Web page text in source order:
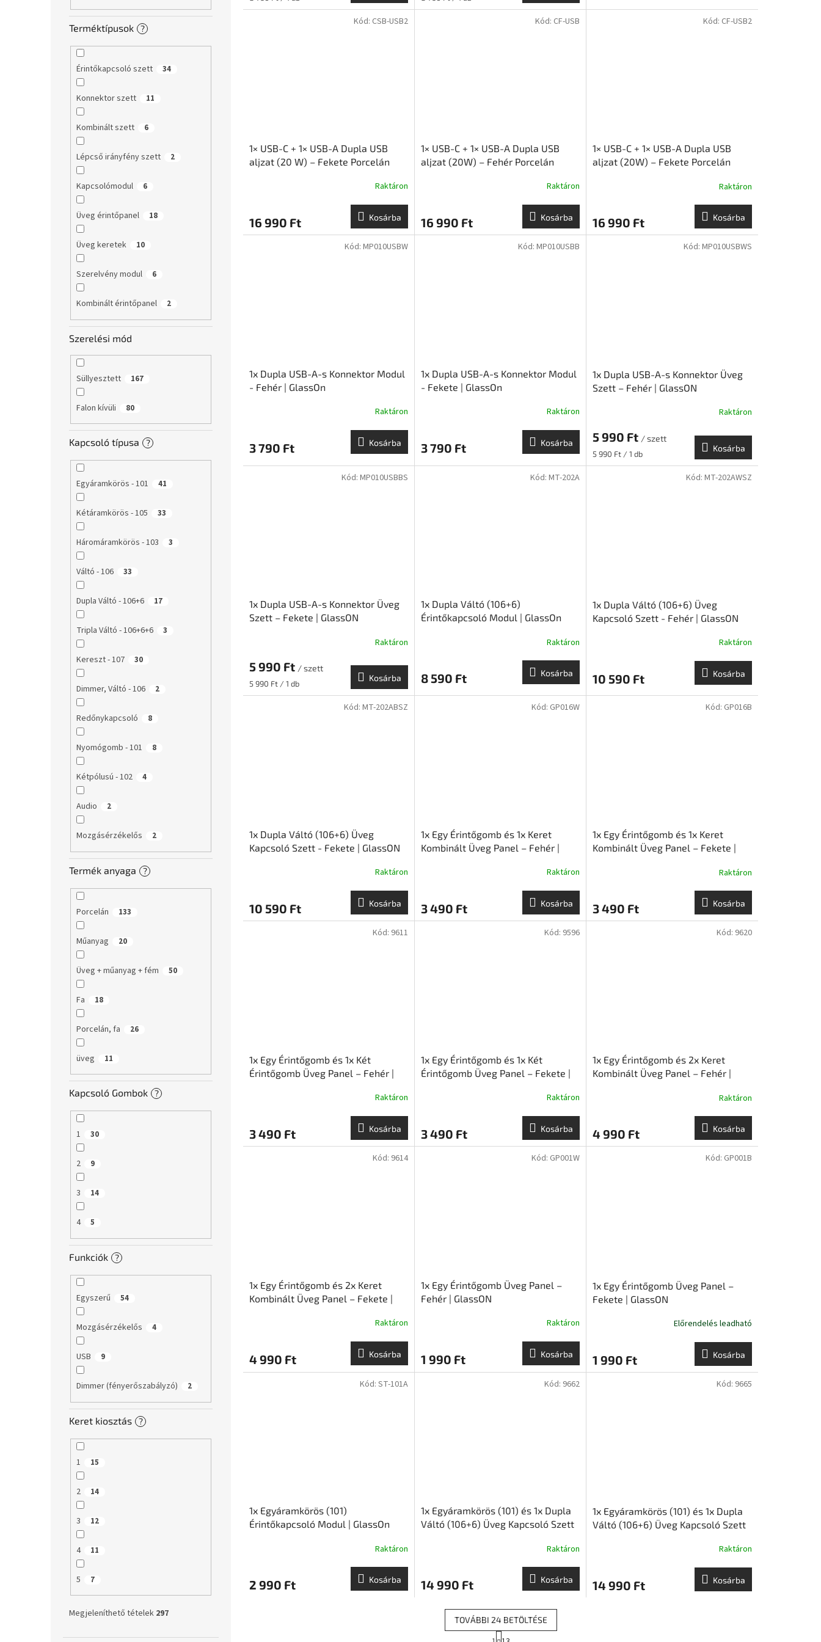
Terméktípusok ?
Érintőkapcsoló szett 34
Konnektor szett 11
Kombinált szett 6
Lépcső irányfény szett 2
Kapcsolómodul 6
Üveg érintőpanel 18
Üveg keretek 10
Szerelvény modul 6
Kombinált érintőpanel 2
Szerelési mód
Süllyesztett 167
Falon kívüli 80
Kapcsoló típusa ?
Egyáramkörös - 101 41
Kétáramkörös - 105 33
Háromáramkörös - 103 3
Váltó - 106 33
Dupla Váltó - 106+6 17
Tripla Váltó - 106+6+6 3
Kereszt - 107 30
Dimmer, Váltó - 106 2
Redőnykapcsoló 8
Nyomógomb - 101 8
Kétpólusú - 102 4
Audio 2
Mozgásérzékelős 2
Termék anyaga ?
Porcelán 133
Műanyag 20
Üveg + műanyag + fém 50
Fa 18
Porcelán, fa 26
üveg 11
Kapcsoló Gombok ?
1 30
2 9
3 14
4 5
Funkciók ?
Egyszerű 54
Mozgásérzékelős 4
USB 9
Dimmer (fényerőszabályzó) 2
Keret kiosztás ?
1 15
2 14
3 12
4 11
5 7
Megjeleníthető tételek 297
1× USB-C + 1× USB-A Dupla USB
aljzat (20 W) – Fekete Porcelán
Raktáron
16 990 Ft Kosárba
Kód: CSB-USB2
1× USB-C + 1× USB-A Dupla USB
aljzat (20W) – Fehér Porcelán
Raktáron
16 990 Ft Kosárba
Kód: CF-USB
1× USB-C + 1× USB-A Dupla USB
aljzat (20W) – Fekete Porcelán
Raktáron
16 990 Ft Kosárba
Kód: CF-USB2
1x Dupla USB-A-s Konnektor Modul
- Fehér | GlassOn
Raktáron
3 790 Ft Kosárba
Kód: MP010USBW
1x Dupla USB-A-s Konnektor Modul
- Fekete | GlassOn
Raktáron
3 790 Ft Kosárba
Kód: MP010USBB
1x Dupla USB-A-s Konnektor Üveg
Szett – Fehér | GlassON
Raktáron
5 990 Ft / szett
Egységár:
5 990 Ft / 1 db
Kosárba
Kód: MP010USBWS
1x Dupla USB-A-s Konnektor Üveg
Szett – Fekete | GlassON
Raktáron
5 990 Ft / szett
Egységár:
5 990 Ft / 1 db
Kosárba
Kód: MP010USBBS
1x Dupla Váltó (106+6)
Érintőkapcsoló Modul | GlassOn
Raktáron
8 590 Ft Kosárba
Kód: MT-202A
1x Dupla Váltó (106+6) Üveg
Kapcsoló Szett - Fehér | GlassON
Raktáron
10 590 Ft Kosárba
Kód: MT-202AWSZ
1x Dupla Váltó (106+6) Üveg
Kapcsoló Szett - Fekete | GlassON
Raktáron
10 590 Ft Kosárba
Kód: MT-202ABSZ
1x Egy Érintőgomb és 1x Keret
Kombinált Üveg Panel – Fehér |
Raktáron
3 490 Ft Kosárba
Kód: GP016W
1x Egy Érintőgomb és 1x Keret
Kombinált Üveg Panel – Fekete |
Raktáron
3 490 Ft Kosárba
Kód: GP016B
1x Egy Érintőgomb és 1x Két
Érintőgomb Üveg Panel – Fehér |
Raktáron
3 490 Ft Kosárba
Kód: 9611
1x Egy Érintőgomb és 1x Két
Érintőgomb Üveg Panel – Fekete |
Raktáron
3 490 Ft Kosárba
Kód: 9596
1x Egy Érintőgomb és 2x Keret
Kombinált Üveg Panel – Fehér |
Raktáron
4 990 Ft Kosárba
Kód: 9620
1x Egy Érintőgomb és 2x Keret
Kombinált Üveg Panel – Fekete |
Raktáron
4 990 Ft Kosárba
Kód: 9614
1x Egy Érintőgomb Üveg Panel –
Fehér | GlassON
Raktáron
1 990 Ft Kosárba
Kód: GP001W
1x Egy Érintőgomb Üveg Panel –
Fekete | GlassON
Előrendelés leadható
1 990 Ft Kosárba
Kód: GP001B
1x Egyáramkörös (101)
Érintőkapcsoló Modul | GlassOn
Raktáron
2 990 Ft Kosárba
Kód: ST-101A
1x Egyáramkörös (101) és 1x Dupla
Váltó (106+6) Üveg Kapcsoló Szett
Raktáron
14 990 Ft Kosárba
Kód: 9662
1x Egyáramkörös (101) és 1x Dupla
Váltó (106+6) Üveg Kapcsoló Szett
Raktáron
14 990 Ft Kosárba
Kód: 9665
TOVÁBBI 24 BETÖLTÉSE
L